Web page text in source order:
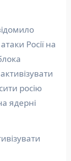
Росії на
росію
ядерні